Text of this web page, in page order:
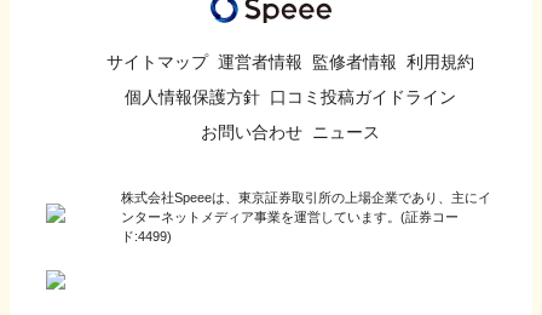
サイトマップ 運営者情報 監修者情報 利用規約
個人情報保護方針 口コミ投稿ガイドライン
お問い合わせ ニュース
株式会社Speeeは、東京証券取引所の上場企業であり、主にイ
ンターネットメディア事業を運営しています。(証券コー
ド:4499)